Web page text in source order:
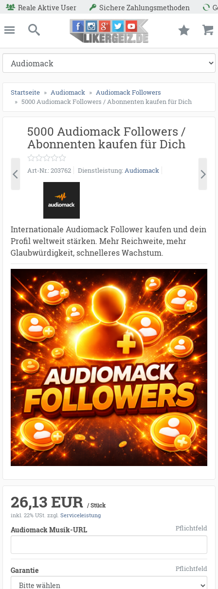
Sichere Zahlungsmethoden
Geld-Zurück-Garantie
Likergeiz.de
schließen
Suche
Startseite Audiomack
Audiomack Followers
5000 Audiomack Followers / Abonnenten kaufen für Dich
5000 Audiomack Followers /
Abonnenten kaufen für Dich
Art-Nr. 203762 Dienstleistung Audiomack
Internationale Audiomack Follower kaufen und dein
Profil weltweit stärken. Mehr Reichweite, mehr
Glaubwürdigkeit, schnelleres Wachstum.
26,13 EUR / Stück
inkl. 22% USt. zzgl. Serviceleistung
Audiomack Musik-URL Pflichtfeld
Garantie Pflichtfeld